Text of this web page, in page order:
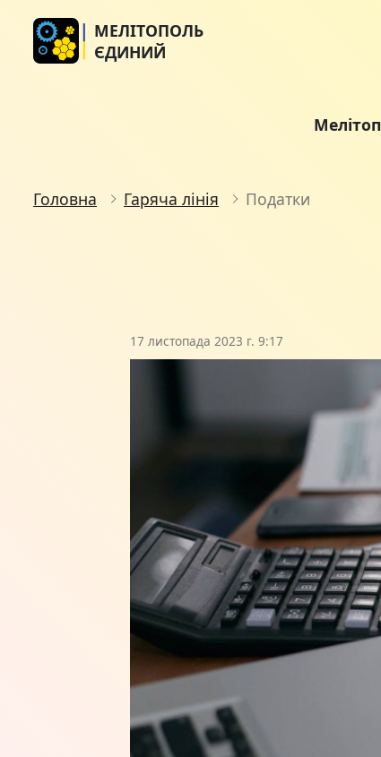
МЕЛІТОПОЛЬ
ЄДИНИЙ
Головна Гаряча лінія Податки
17 листопада 2023 г. 9:17